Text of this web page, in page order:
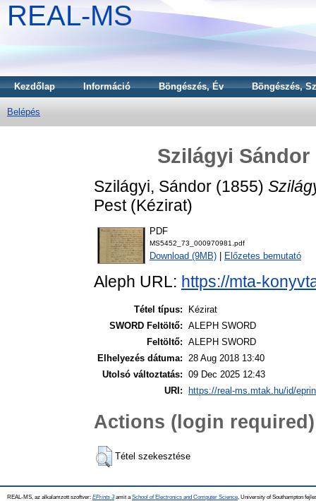
REAL-MS
Kezdőlap Információ Böngészés, Év Böngészés,
Belépés
Szilágyi
Szilágyi, Sándor (1855)
Pest (Kézirat)
PDF
MS5452_73_000970981.pdf
Download (9MB) Előzetes bemutató
Aleph URL: https://mta-
Tétel típus:
Kézirat
SWORD Feltöltő: ALEPH SWORD
Feltöltő: ALEPH SWORD
Elhelyezés dátuma: 28 Aug 2018 13:40
Utolsó változtatás: 09 Dec 2025 12:43
URI:
https://real-ms.mtak.hu/id/
Actions (login required)
Tétel szekesztése
REAL-MS, az alkalamzott szoftver: EPrints 3amit a School of Electronics and Computer Science , University of Southampton